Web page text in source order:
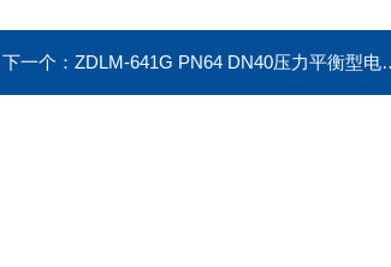
下一个： ZDLM-641G PN64 DN40压力平衡型电动套筒调节阀